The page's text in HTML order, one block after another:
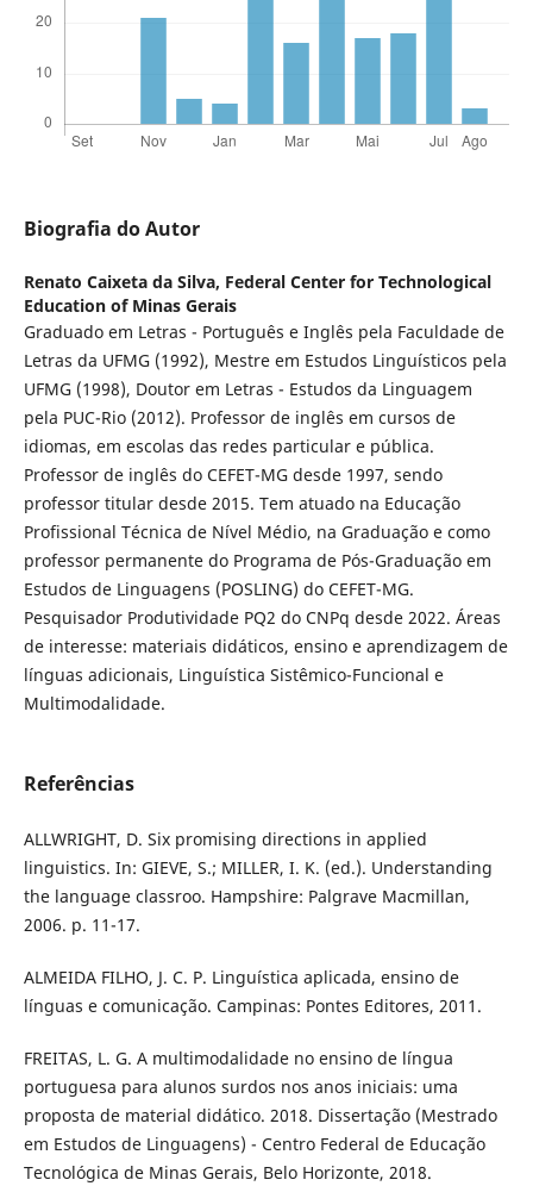
Biografia do Autor
Renato Caixeta da Silva, Federal Center for Technological
Education of Minas Gerais
Graduado em Letras - Português e Inglês pela Faculdade de
Letras da UFMG (1992), Mestre em Estudos Linguísticos pela
UFMG (1998), Doutor em Letras - Estudos da Linguagem
pela PUC-Rio (2012). Professor de inglês em cursos de
idiomas, em escolas das redes particular e pública.
Professor de inglês do CEFET-MG desde 1997, sendo
professor titular desde 2015. Tem atuado na Educação
Profissional Técnica de Nível Médio, na Graduação e como
professor permanente do Programa de Pós-Graduação em
Estudos de Linguagens (POSLING) do CEFET-MG.
Pesquisador Produtividade PQ2 do CNPq desde 2022. Áreas
de interesse: materiais didáticos, ensino e aprendizagem de
línguas adicionais, Linguística Sistêmico-Funcional e
Multimodalidade.
Referências
ALLWRIGHT, D. Six promising directions in applied
linguistics. In: GIEVE, S.; MILLER, I. K. (ed.). Understanding
the language classroo. Hampshire: Palgrave Macmillan,
2006. p. 11-17.
ALMEIDA FILHO, J. C. P. Linguística aplicada, ensino de
línguas e comunicação. Campinas: Pontes Editores, 2011.
FREITAS, L. G. A multimodalidade no ensino de língua
portuguesa para alunos surdos nos anos iniciais: uma
proposta de material didático. 2018. Dissertação (Mestrado
em Estudos de Linguagens) - Centro Federal de Educação
Tecnológica de Minas Gerais, Belo Horizonte, 2018.